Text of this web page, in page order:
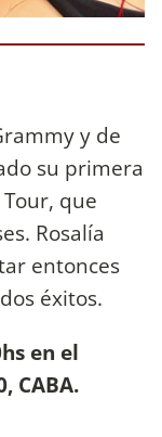
y de
su primera
que
Rosalía
entonces
éxitos.
en el
CABA.